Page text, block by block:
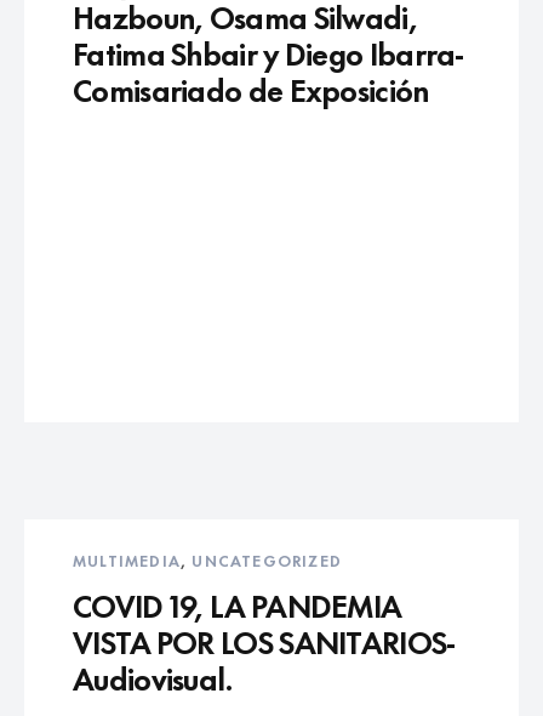
Hazboun, Osama Silwadi,
Fatima Shbair y Diego Ibarra-
Comisariado de Exposición
MULTIMEDIA, UNCATEGORIZED
COVID 19, LA PANDEMIA
VISTA POR LOS SANITARIOS-
Audiovisual.